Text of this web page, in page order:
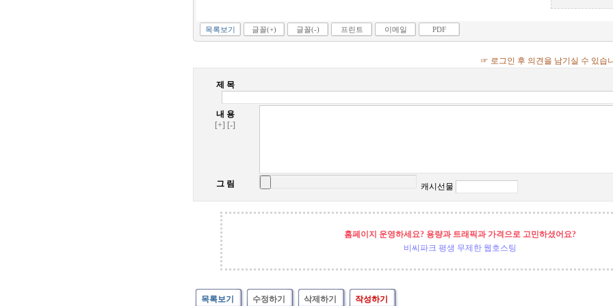
목록보기 글꼴(+) 글꼴(-) 프린트 이메일 PDF
☞ 로그인 후 의견을 남기실 수 있습
제 목
내 용
[+] [-]
그 림 캐시선물
홈페이지 운영하세요? 용량과 트래픽과 가격으로 고민하셨어요?
비씨파크 평생 무제한 웹호스팅
목록보기 수정하기 삭제하기 작성하기